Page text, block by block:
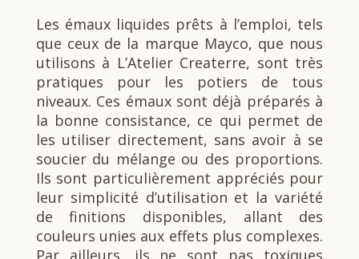
Les émaux liquides prêts à l’emploi, tels
que ceux de la marque Mayco, que nous
utilisons à L’Atelier Createrre, sont très
pratiques pour les potiers de tous
niveaux. Ces émaux sont déjà préparés à
la bonne consistance, ce qui permet de
les utiliser directement, sans avoir à se
soucier du mélange ou des proportions.
Ils sont particulièrement appréciés pour
leur simplicité d’utilisation et la variété
de finitions disponibles, allant des
couleurs unies aux effets plus complexes.
Par ailleurs, ils ne sont pas toxiques